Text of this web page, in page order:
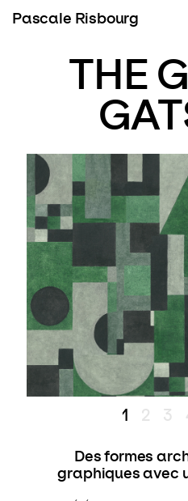
Pascale Risbourg
THE
1 2 3
Des formes
graphiques avec